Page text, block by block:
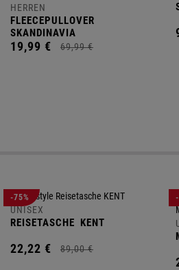
HERREN
FLEECEPULLOVER
SKANDINAVIA
19,99 € 69,99 €
-75%
UNISEX
REISETASCHE KENT
22,22 € 89,00 €